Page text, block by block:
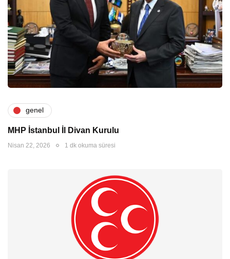
genel
MHP İstanbul İl Divan Kurulu
Nisan 22, 2026 1 dk okuma süresi